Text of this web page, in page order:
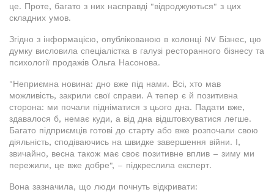
це. Проте, багато з них насправді "відроджуються" з цих
складних умов.
Згідно з інформацією, опублікованою в колонці NV Бізнес, цю
думку висловила спеціалістка в галузі ресторанного бізнесу та
психології продажів Ольга Насонова.
"Неприємна новина: дно вже під нами. Всі, хто мав
можливість, закрили свої справи. А тепер є й позитивна
сторона: ми почали підніматися з цього дна. Падати вже,
здавалося б, немає куди, а від дна відштовхуватися легше.
Багато підприємців готові до старту або вже розпочали свою
діяльність, сподіваючись на швидке завершення війни. І,
звичайно, весна також має своє позитивне вплив – зиму ми
пережили, це вже добре", – підкреслила експерт.
Вона зазначила, що люди почнуть відкривати: